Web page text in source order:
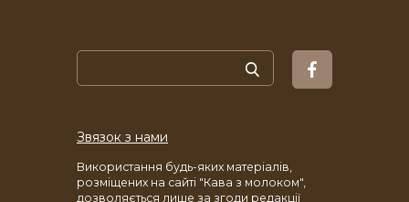
Звязок з нами
Використання будь-яких матеріалів,
розміщених на сайті "Кава з молоком",
дозволяється лише за згоди редакції